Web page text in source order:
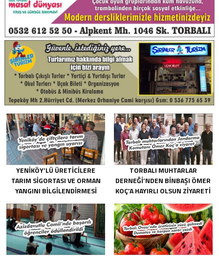
YENIKÖY’LÜ ÜRETICILERE
TARIM SIGORTASI VE ORMAN
YANGINI BILGILENDIRMESI
TORBALI MUHTARLAR
DERNEĞI’NDEN BINBAŞI ÖMER
KOÇ’A HAYIRLI OLSUN ZIYARETI